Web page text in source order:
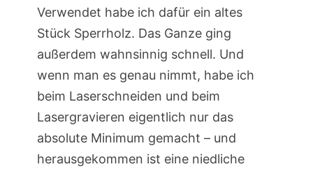
Verwendet habe ich dafür ein altes
Stück Sperrholz. Das Ganze ging
außerdem wahnsinnig schnell. Und
wenn man es genau nimmt, habe ich
beim Laserschneiden und beim
Lasergravieren eigentlich nur das
absolute Minimum gemacht – und
herausgekommen ist eine niedliche